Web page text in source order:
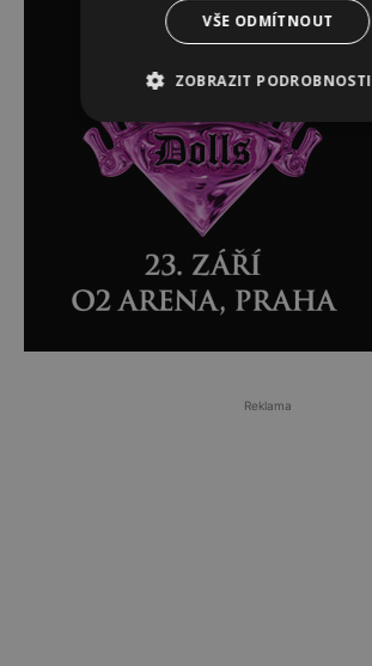
Reklama
VŠE ODMÍTNOUT
ZOBRAZIT PODROBNOSTI